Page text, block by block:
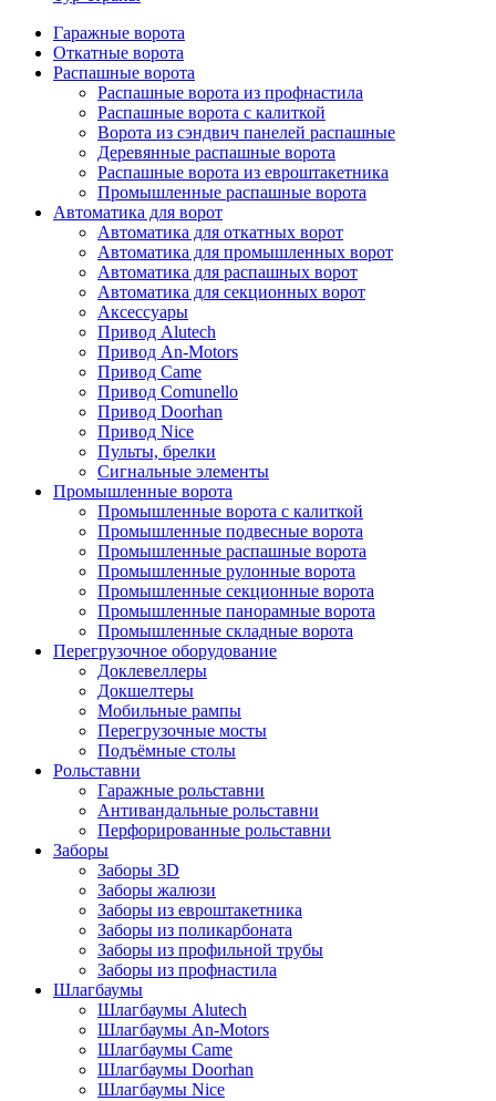
Гаражные ворота
Откатные ворота
Распашные ворота
Распашные ворота из профнастила
Распашные ворота с калиткой
Ворота из сэндвич панелей распашные
Деревянные распашные ворота
Распашные ворота из евроштакетника
Промышленные распашные ворота
Автоматика для ворот
Автоматика для откатных ворот
Автоматика для промышленных ворот
Автоматика для распашных ворот
Автоматика для секционных ворот
Аксессуары
Привод Alutech
Привод An-Motors
Привод Came
Привод Comunello
Привод Doorhan
Привод Nice
Пульты, брелки
Сигнальные элементы
Промышленные ворота
Промышленные ворота с калиткой
Промышленные подвесные ворота
Промышленные распашные ворота
Промышленные рулонные ворота
Промышленные секционные ворота
Промышленные панорамные ворота
Промышленные складные ворота
Перегрузочное оборудование
Доклевеллеры
Докшелтеры
Мобильные рампы
Перегрузочные мосты
Подъёмные столы
Рольставни
Гаражные рольставни
Антивандальные рольставни
Перфорированные рольставни
Заборы
Заборы 3D
Заборы жалюзи
Заборы из евроштакетника
Заборы из поликарбоната
Заборы из профильной трубы
Заборы из профнастила
Шлагбаумы
Шлагбаумы Alutech
Шлагбаумы An-Motors
Шлагбаумы Came
Шлагбаумы Doorhan
Шлагбаумы Nice